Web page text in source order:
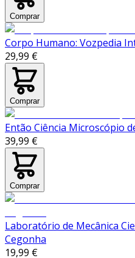
Comprar
Corpo Humano: Vozpedia
29,99 €
Comprar
Então Ciência Microscópio
39,99 €
Comprar
Laboratório de Mecânica
Cegonha
19,99 €